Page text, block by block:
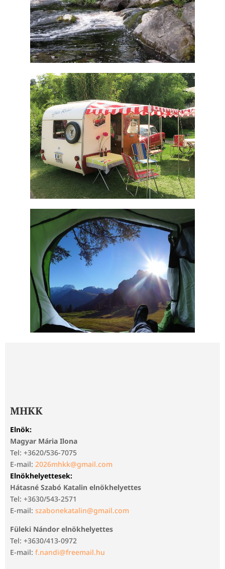
MHKK
Elnök:
Magyar Mária Ilona
Tel: +3620/536-7075
E-mail: 2026mhkk@gmail.com
Elnökhelyettesek:
Hátasné Szabó Katalin elnökhelyettes
Tel: +3630/543-2571
E-mail: szabonekatalin@gmail.com
Füleki Nándor elnökhelyettes
Tel: +3630/413-0972
E-mail: f.nandi@freemail.hu